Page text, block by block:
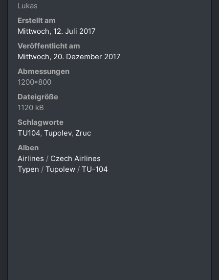
Lukas
Erstellt am
Mittwoch, 12. Juli 2017
Veröffentlicht am
Mittwoch, 20. Dezember 2017
Abmessungen
1200*800
Dateigröße
1120 kB
Schlagworte
TU104, Tupolev, Zruc
Alben
Airlines / Czech Airlines
Typen / Tupolew / TU-104